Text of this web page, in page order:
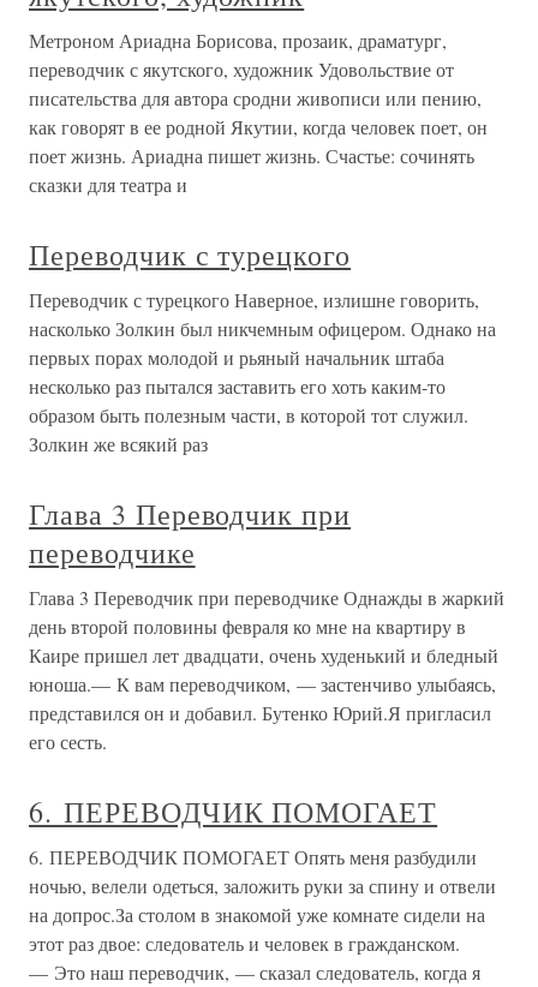
Метроном Ариадна Борисова, прозаик, драматург,
переводчик с якутского, художник Удовольствие от
писательства для автора сродни живописи или пению,
как говорят в ее родной Якутии, когда человек поет, он
поет жизнь. Ариадна пишет жизнь. Счастье: сочинять
сказки для театра и
Переводчик с турецкого
Переводчик с турецкого Наверное, излишне говорить,
насколько Золкин был никчемным офицером. Однако на
первых порах молодой и рьяный начальник штаба
несколько раз пытался заставить его хоть каким-то
образом быть полезным части, в которой тот служил.
Золкин же всякий раз
Глава 3 Переводчик при
переводчике
Глава 3 Переводчик при переводчике Однажды в жаркий
день второй половины февраля ко мне на квартиру в
Каире пришел лет двадцати, очень худенький и бледный
юноша.— К вам переводчиком, — застенчиво улыбаясь,
представился он и добавил. Бутенко Юрий.Я пригласил
его сесть.
6. ПЕРЕВОДЧИК ПОМОГАЕТ
6. ПЕРЕВОДЧИК ПОМОГАЕТ Опять меня разбудили
ночью, велели одеться, заложить руки за спину и отвели
на допрос.За столом в знакомой уже комнате сидели на
этот раз двое: следователь и человек в гражданском.
— Это наш переводчик, — сказал следователь, когда я